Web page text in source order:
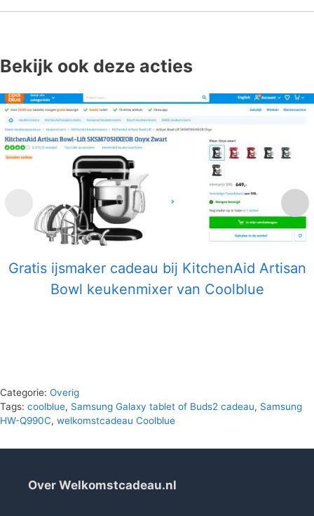
Bekijk ook deze acties
Gratis ijsmaker cadeau bij KitchenAid Artisan
Bowl keukenmixer van Coolblue
Categorie: Overig
Tags: coolblue, Samsung Galaxy tablet of Buds2 cadeau, Samsung
HW-Q990C, welkomstcadeau Coolblue
Over Welkomstcadeau.nl